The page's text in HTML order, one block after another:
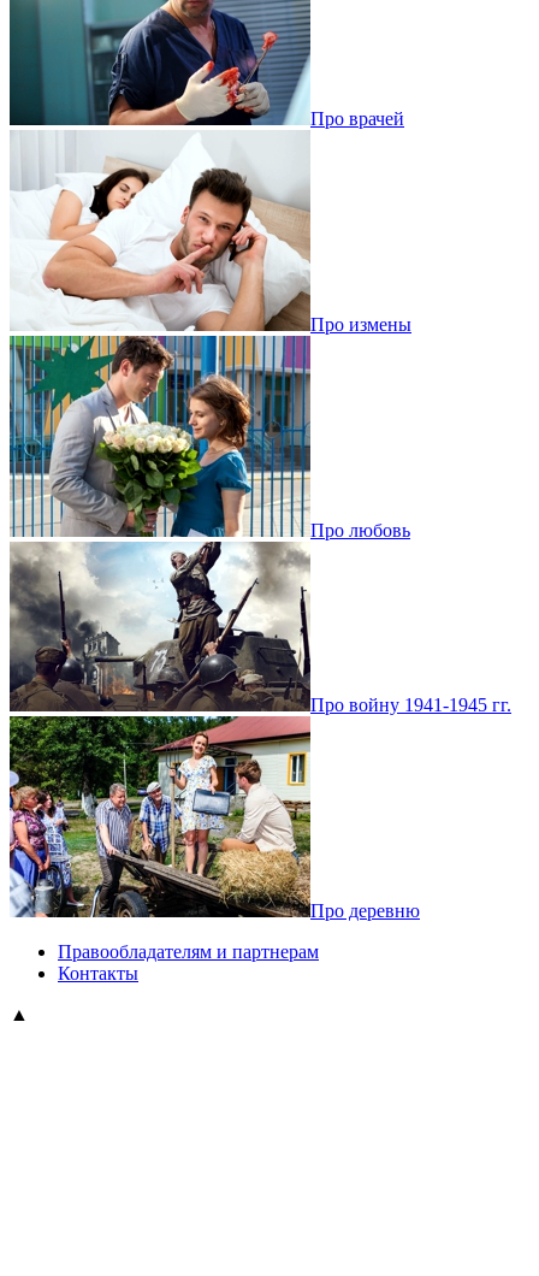
Про врачей
Про измены
Про любовь
Про войну 1941-1945 гг.
Про деревню
Правообладателям и партнерам
Контакты
▲